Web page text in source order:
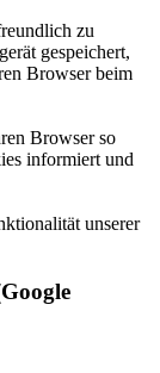
zu
gespeichert,
Browser beim
Browser so
informiert und
unserer